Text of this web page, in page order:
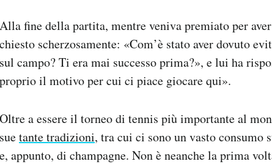
Alla fine della partita, mentre veniva premiato per
chiesto scherzosamente: «Com’è stato aver dovuto
sul campo? Ti era mai successo prima?», e lui ha
proprio il motivo per cui ci piace giocare qui».
Oltre a essere il torneo di tennis più importante al
suetante tradizioni, tra cui ci sono un vasto
e, appunto, di champagne. Non è neanche la prima